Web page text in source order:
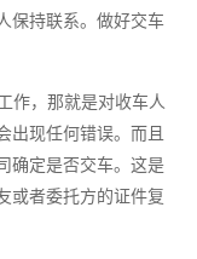
保持联系。做好交车
，那就是对收车人
出现任何错误。而且
确定是否交车。这是
或者委托方的证件复